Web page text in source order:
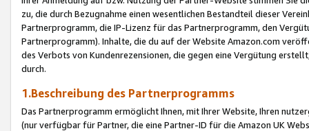
zu, die durch Bezugnahme einen wesentlichen Bestandteil dieser
Partnerprogramm, die IP-Lizenz für das Partnerprogramm, den
Partnerprogramm). Inhalte, die du auf der Website Amazon.com
des Verbots von Kundenrezensionen, die gegen eine Vergütung
durch.
1.Beschreibung des Partnerprogramms
Das Partnerprogramm ermöglicht Ihnen, mit Ihrer Website, Ihren
(nur verfügbar für Partner, die eine Partner-ID für die Amazon UK